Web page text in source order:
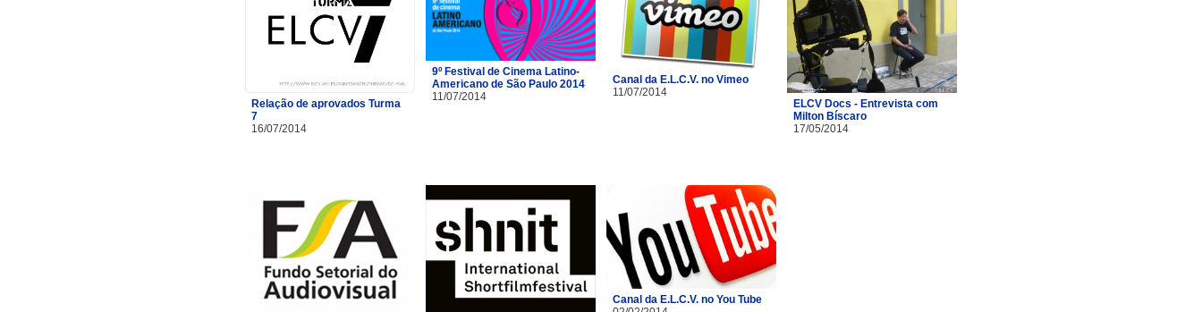
Relação de aprovados Turma
7
16/07/2014
9º Festival de Cinema Latino-
Americano de São Paulo 2014
11/07/2014
Canal da E.L.C.V. no Vimeo
11/07/2014
ELCV Docs - Entrevista com
Milton Bíscaro
17/05/2014
Canal da E.L.C.V. no You Tube